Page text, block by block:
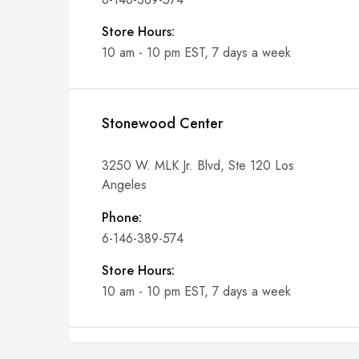
Store Hours:
10 am - 10 pm EST, 7 days a week
Stonewood Center
3250 W. MLK Jr. Blvd, Ste 120 Los
Angeles
Phone:
6-146-389-574
Store Hours:
10 am - 10 pm EST, 7 days a week